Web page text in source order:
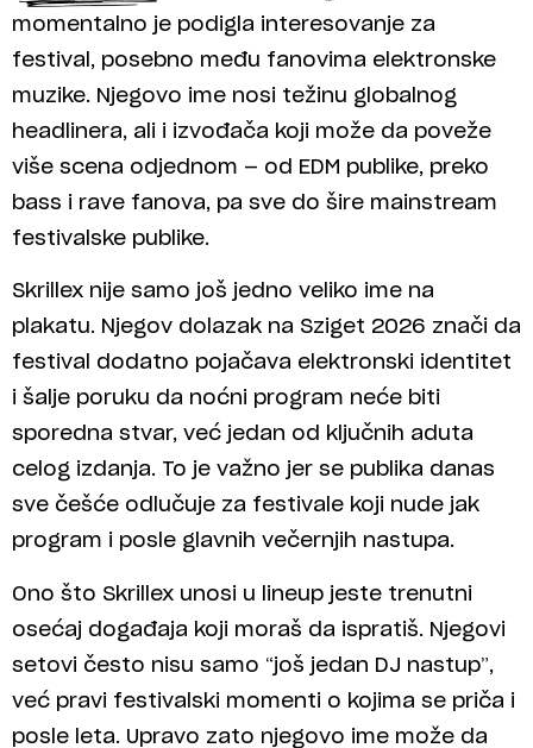
momentalno je podigla interesovanje za
festival, posebno među fanovima elektronske
muzike. Njegovo ime nosi težinu globalnog
headlinera, ali i izvođača koji može da poveže
više scena odjednom — od EDM publike, preko
bass i rave fanova, pa sve do šire mainstream
festivalske publike.
Skrillex nije samo još jedno veliko ime na
plakatu. Njegov dolazak na Sziget 2026 znači da
festival dodatno pojačava elektronski identitet
i šalje poruku da noćni program neće biti
sporedna stvar, već jedan od ključnih aduta
celog izdanja. To je važno jer se publika danas
sve češće odlučuje za festivale koji nude jak
program i posle glavnih večernjih nastupa.
Ono što Skrillex unosi u lineup jeste trenutni
osećaj događaja koji moraš da ispratiš. Njegovi
setovi često nisu samo “još jedan DJ nastup”,
već pravi festivalski momenti o kojima se priča i
posle leta. Upravo zato njegovo ime može da